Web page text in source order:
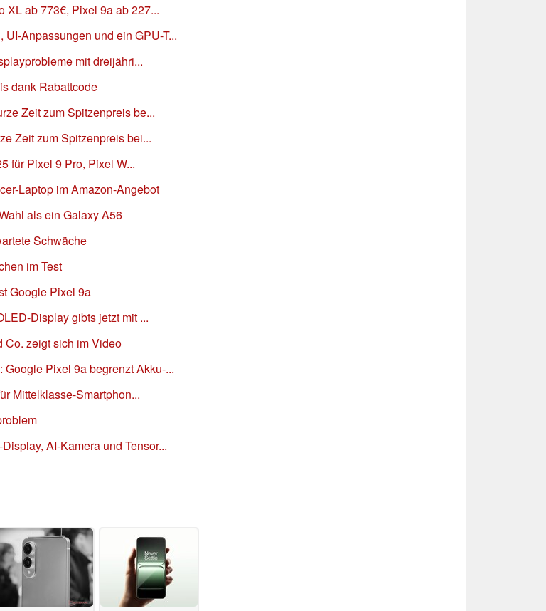
XL ab 773€, Pixel 9a ab 227...
Anpassungen und ein GPU-T...
mit dreijähri...
dank Rabattcode
Zeit zum Spitzenpreis be...
Zeit zum Spitzenpreis bei...
für Pixel 9 Pro, Pixel W...
Laptop im Amazon-Angebot
als ein Galaxy A56
Schwäche
im Test
Google Pixel 9a
Display gibts jetzt mit ...
Co. zeigt sich im Video
Pixel 9a begrenzt Akku-...
Mittelklasse-Smartphon...
AI-Kamera und Tensor...